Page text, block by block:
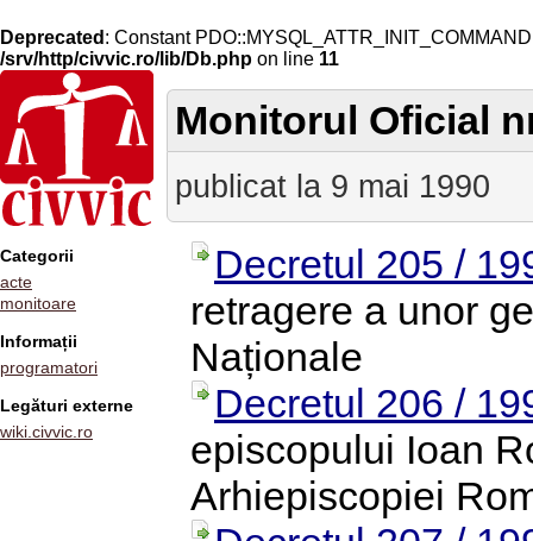
Deprecated : Constant
/srv/http/civvic.ro/lib/Db.php on line 11
Categorii
acte
monitoare
Informații
programatori
Legături externe
wiki.civvic.ro
Monitorul Oficial
publicat la 9 mai 1990
Decretul 205 /
retragere a unor
Naționale
Decretul 206 /
episcopului Ioan
Arhiepiscopiei